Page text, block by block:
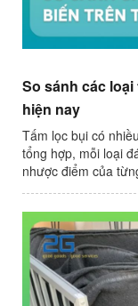
So sánh các
hiện nay
Tấm lọc bụi có
tổng hợp, mỗi loại
nhược điểm của